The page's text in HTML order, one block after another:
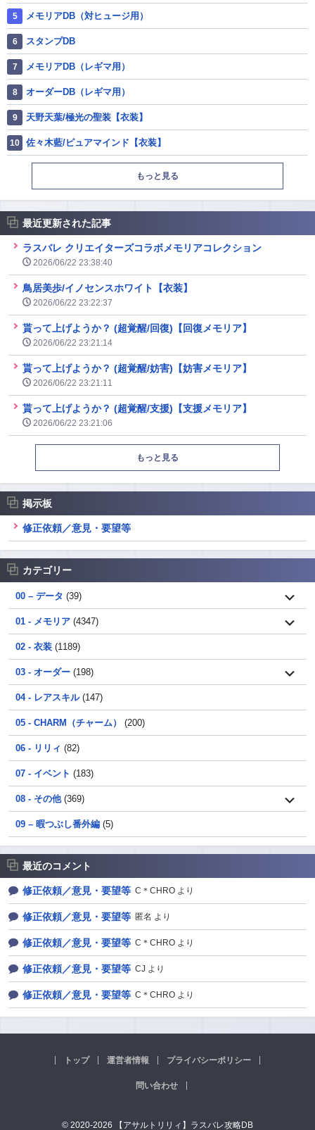
メモリアDB（対ヒュージ用）
スタンプDB
メモリアDB（レギマ用）
オーダーDB（レギマ用）
天野天葉/極光の聖装【衣装】
佐々木藍/ピュアマインド【衣装】
もっと見る
最近更新された記事
ラスバレ クリエイターズコラボメモリアコレクション
2026/06/22 23:38:40
鳥居美歩/イノセンスホワイト【衣装】
2026/06/22 23:22:37
貰って上げようか？ (超覚醒/回復)【回復メモリア】
2026/06/22 23:21:14
貰って上げようか？ (超覚醒/妨害)【妨害メモリア】
2026/06/22 23:21:11
貰って上げようか？ (超覚醒/支援)【支援メモリア】
2026/06/22 23:21:06
もっと見る
掲示板
修正依頼／意見・要望等
カテゴリー
00 – データ (39)
01 - メモリア (4347)
02 - 衣装 (1189)
03 - オーダー (198)
04 - レアスキル(147)
05 - CHARM（チャーム） (200)
06 - リリィ (82)
07 - イベント (183)
08 - その他(369)
09 – 暇つぶし番外編 (5)
最近のコメント
修正依頼／意見・要望等 C＊CHRO より
修正依頼／意見・要望等 匿名 より
修正依頼／意見・要望等 C＊CHRO より
修正依頼／意見・要望等 CJ より
修正依頼／意見・要望等 C＊CHRO より
トップ 運営者情報 プライバシーポリシー
問い合わせ
© 2020-2026 【アサルトリリィ】ラスバレ攻略DB